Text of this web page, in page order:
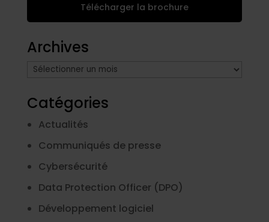
Télécharger la brochure
Archives
Archives
Catégories
Actualités
Communiqués de presse
Cybersécurité
Data Protection Officer (DPO)
Développement logiciel